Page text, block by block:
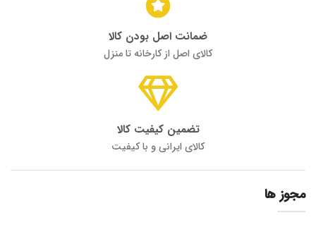
ضمانت اصل بودن کالا
کالای اصل از کارخانه تا منزل
تضمین کیفیت کالا
کالای ایرانی و با کیفیت
مجوز ها